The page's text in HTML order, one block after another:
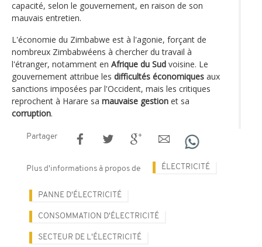
capacité, selon le gouvernement, en raison de son
mauvais entretien.
L'économie du Zimbabwe est à l'agonie, forçant de
nombreux Zimbabwéens à chercher du travail à
l'étranger, notamment en Afrique du Sud voisine. Le
gouvernement attribue les difficultés économiques aux
sanctions imposées par l'Occident, mais les critiques
reprochent à Harare sa mauvaise gestion et sa
corruption.
Partager
Plus d'informations à propos de ÉLECTRICITÉ
PANNE D'ÉLECTRICITÉ
CONSOMMATION D'ÉLECTRICITÉ
SECTEUR DE L'ÉLECTRICITÉ